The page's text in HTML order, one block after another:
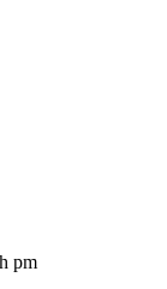
pm